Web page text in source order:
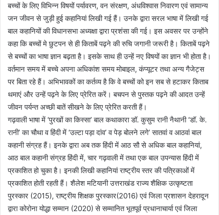
बच्चों के लिए विभिन्न विषयों पर्यावरण, वन संरक्षण, अंधविश्वास निवारण एवं सामान्य
जन जीवन से जुड़ी हुई कहानियां लिखी गई हैं। उनके द्वारा सरल भाषा में लिखी गई
बाल कहानियों की विधानसभा अध्यक्षा द्वारा प्रशंसा की गई। इस अवसर पर उन्होंने
कहा कि बच्चों मे छुटपन से ही किताबें पढ़ने की रुचि जगानी जरूरी है। किताबें पढ़ने
से बच्चों का भाषा ज्ञान बढ़ता है। इसके साथ ही उन्हें नए विषयों का ज्ञान भी होता है।
वर्तमान समय में बच्चे अपना अधिकांश समय मोबाइल, कंप्यूटर तथा अन्य गैजेट्स
पर बिता रहे हैं। अभिभावकों का कर्तव्य है कि वे बच्चों को इन सब से हटाकर किताब
थमाएं और उन्हें पढ़ने के लिए प्रेरित करें। बचपन से पुस्तक पढ़ने की आदत उन्हें
जीवन पर्यन्त अच्छी बातें सीखने के लिए प्रेरित करती हैं।
गढ़वाली भाषा में ‘पुरखों का किस्सा’ बाल कथाकारा डॉ. कुसुम रानी नैथानी ‘डॉ. के.
रानी’ का चौथा व हिंदी में ‘उल्टा पड़ा दांव’ व पेड़ बोलने लगे’ सातवां व आठवां बाल
कहानी संग्रह हैं। इनके द्वारा अब तक हिंदी में आठ सौ से अधिक बाल कहानियां,
आठ बाल कहानी संग्रह हिंदी में, चार गढ़वाली में तथा एक बाल उपन्यास हिंदी में
प्रकाशित हो चुका है। इनकी लिखी कहानियां राष्ट्रीय स्तर की पत्रिकाओं में
प्रकाशित होती रहती हैं। शैलेश मटियानी उत्तराखंड राज्य शैक्षिक उत्कृष्टता
पुरस्कार (2015), राष्ट्रीय शिक्षक पुरस्कार(2016) एवं जिला प्रशासन देहरादून
द्वारा कोरोना योद्धा सम्मान (2020) से सम्मानित भूतपूर्व प्रधानाचार्या एवं जिला